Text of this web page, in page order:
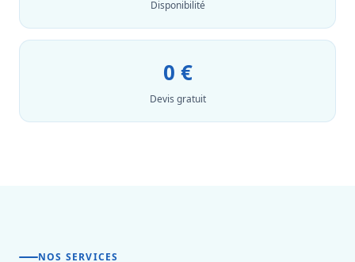
Disponibilité
0 €
Devis gratuit
NOS SERVICES